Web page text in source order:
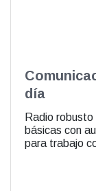
día
Radio
básicas con
para trabajo